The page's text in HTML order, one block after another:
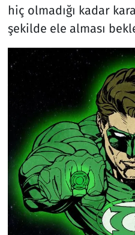
hiç olmadığı kadar
şekilde ele alması